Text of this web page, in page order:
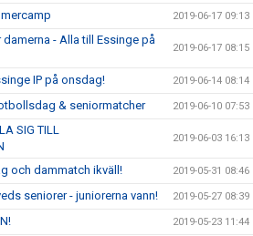
2019-06-17 09:13
- Alla till Essinge på
2019-06-17 08:15
IP på onsdag! 2019-06-14 08:14
& seniormatcher 2019-06-10 07:53
SIG TILL
2019-06-03 16:13
och dammatch ikväll! 2019-05-31 08:46
seniorer - juniorerna vann! 2019-05-27 08:39
2019-05-23 11:44